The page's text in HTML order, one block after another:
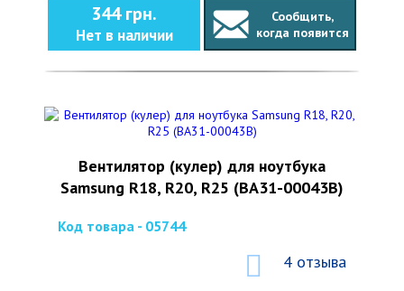
344 грн.
Нет в наличии
Сообщить,
когда появится
Вентилятор (кулер) для ноутбука
Samsung R18, R20, R25 (BA31-00043B)
Код товара - 05744
4 отзыва